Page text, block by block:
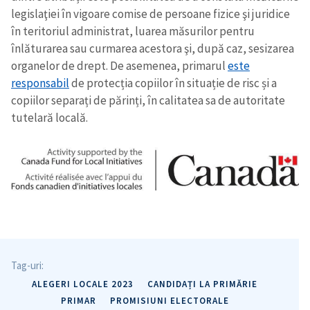
legislaţiei în vigoare comise de persoane fizice şi juridice
în teritoriul administrat, luarea măsurilor pentru
înlăturarea sau curmarea acestora şi, după caz, sesizarea
organelor de drept. De asemenea, primaruleste
responsabilde protecția copiilor în situație de risc și a
copiilor separați de părinți, în calitatea sa de autoritate
tutelară locală.
Tag-uri:
ALEGERI LOCALE 2023
CANDIDAȚI LA PRIMĂRIE
PRIMAR
PROMISIUNI ELECTORALE
ȘTIREA MEA
Titlu știre
+ Adaugă titlu
Fotografie
+ Încarcă imagine
Link media
Mesajul știrei
+ Mesajul știrei